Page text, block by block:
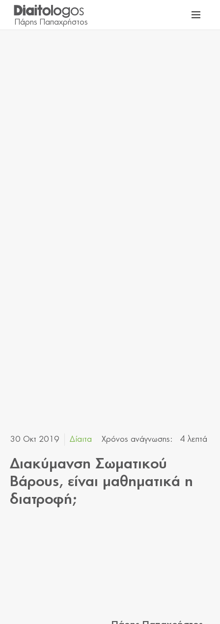
30 Οκτ 2019 Δίαιτα Χρόνος ανάγνωσης: 4 λεπτά
Διακύμανση Σωματικού
Βάρους, είναι μαθηματικά η
διατροφή;